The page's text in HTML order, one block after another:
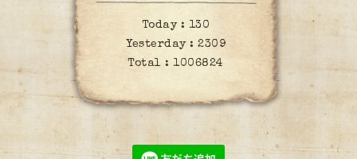
Today : 130
Yesterday : 2309
Total :1006824